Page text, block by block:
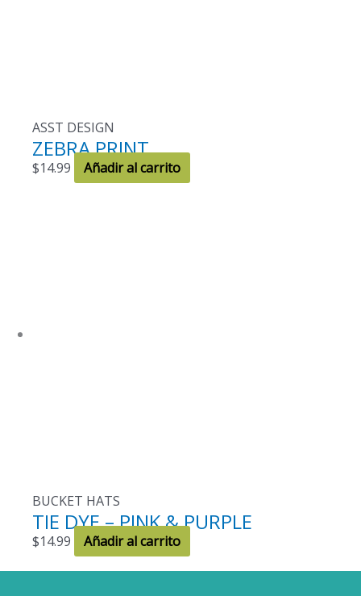
ASST DESIGN
ZEBRA PRINT
$14.99 Añadir al carrito
BUCKET HATS
TIE DYE – PINK & PURPLE
$14.99 Añadir al carrito